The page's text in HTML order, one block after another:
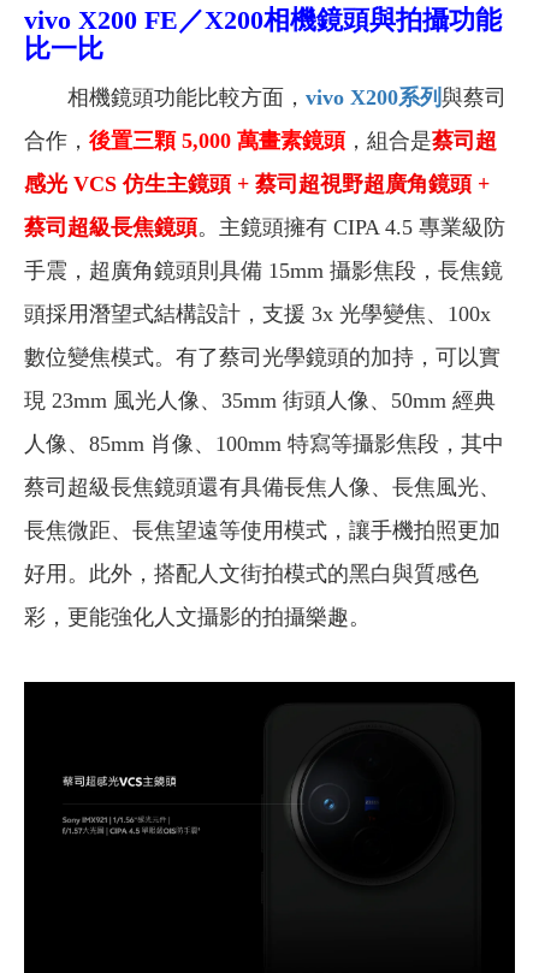
vivo X200 FE ／X200相機鏡頭與拍攝功能
比一比
相機鏡頭功能比較方面， vivo X200系列 與蔡司
合作， 後置三顆 5,000 萬畫素鏡頭 ，組合是蔡司超
感光 VCS 仿生主鏡頭 + 蔡司超視野超廣角鏡頭 +
蔡司超級長焦鏡頭。主鏡頭擁有 CIPA 4.5 專業級防
手震，超廣角鏡頭則具備 15mm 攝影焦段，長焦鏡
頭採用潛望式結構設計，支援 3x 光學變焦、100x
數位變焦模式。 有了蔡司光學鏡頭的加持，可以實
現 23mm 風光人像、35mm 街頭人像、50mm 經典
人像、85mm 肖像、100mm 特寫等攝影焦段，其中
蔡司超級長焦鏡頭還有具備長焦人像、長焦風光、
長焦微距、長焦望遠等使用模式，讓手機拍照更加
好用。此外，搭配人文街拍模式的黑白與質感色
彩，更能強化人文攝影的拍攝樂趣。